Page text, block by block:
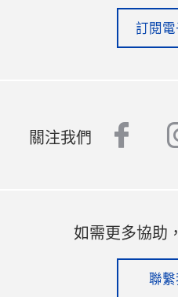
訂閱
關注我們
如需更多協助
聯